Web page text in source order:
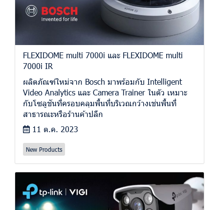
FLEXIDOME multi 7000i และ FLEXIDOME multi
7000i IR
ผลิตภัณฑ์ใหม่จาก Bosch มาพร้อมกับ Intelligent
Video Analytics และ Camera Trainer ในตัว เหมาะ
กับโซลูชันที่ครอบคลุมพื้นที่บริเวณกว้างเช่นพื้นที่
สาธารณะหรือร้านค้าปลีก
11 ต.ค. 2023
New Products